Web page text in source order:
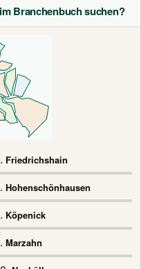
Branchenbuch suchen?
Friedrichshain
Hohenschönhausen
Köpenick
Marzahn